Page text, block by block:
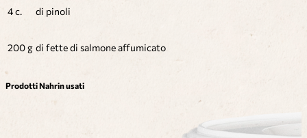
4 c. di pinoli
200 g di fette di salmone affumicato
Prodotti Nahrin usati